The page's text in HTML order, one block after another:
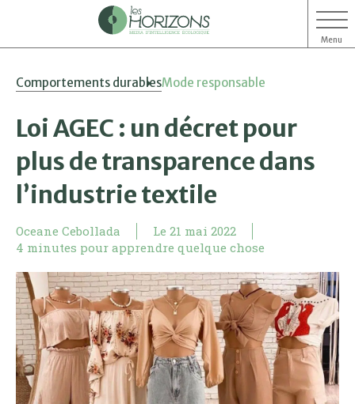
Menu
Comportements durablesMode responsable
Loi AGEC : un décret pour
plus de transparence dans
l’industrie textile
Oceane Cebollada Le 21 mai 2022
4 minutes pour apprendre quelque chose